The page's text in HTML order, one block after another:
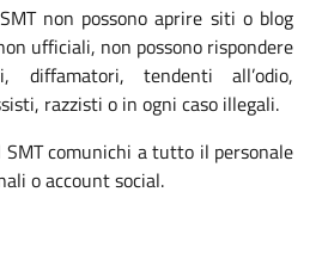
non possono aprire siti o blog
ufficiali, non possono rispondere
diffamatori, tendenti all’odio,
razzisti o in ogni caso illegali.
SMT comunichi a tutto il personale
o account social.